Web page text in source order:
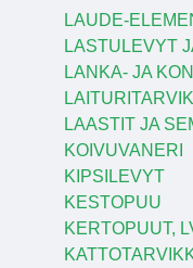
LAUDE-
LASTULEVYT
LANKA- JA
LAASTIT JA
KOIVUVANERI
KIPSILEVYT
KESTOPUU
KERTOPUUT,